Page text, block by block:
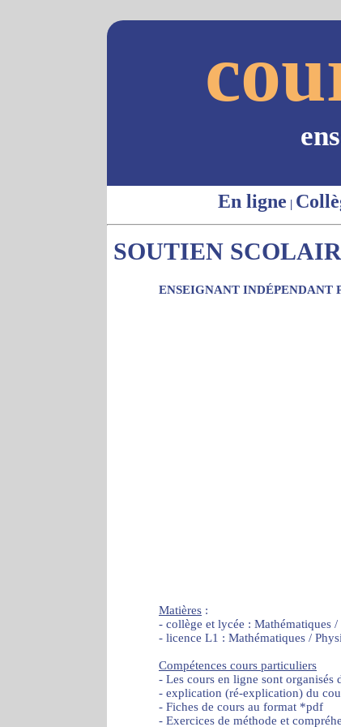
En ligne |
SOUTIEN
ENSEIGNANT INDÉPENDANT
Matières :
- collège et lycée : Mathématiques
- licence L1 : Mathématiques /
Compétences cours particuliers
- Les cours en ligne sont organisés
- explication (ré-explication) du
- Fiches de cours au format *pdf
- Exercices de méthode et